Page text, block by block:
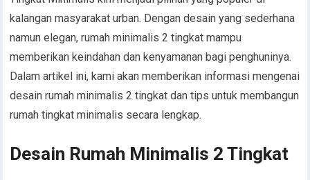
kalangan masyarakat urban. Dengan desain yang sederhana
namun elegan, rumah minimalis 2 tingkat mampu
memberikan keindahan dan kenyamanan bagi penghuninya.
Dalam artikel ini, kami akan memberikan informasi mengenai
desain rumah minimalis 2 tingkat dan tips untuk membangun
rumah tingkat minimalis secara lengkap.
Desain Rumah Minimalis 2 Tingkat